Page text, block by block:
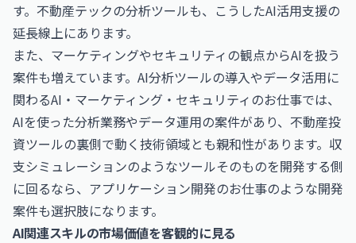
す。不動産テックの分析ツールも、こうしたAI活用支援の
延長線上にあります。
また、マーケティングやセキュリティの観点からAIを扱う
案件も増えています。AI分析ツールの導入やデータ活用に
関わるAI・マーケティング・セキュリティのお仕事では、
AIを使った分析業務やデータ運用の案件があり、不動産投
資ツールの裏側で動く技術領域とも親和性があります。収
支シミュレーションのようなツールそのものを開発する側
に回るなら、 アプリケーション開発のお仕事のような開発
案件も選択肢になります。
AI関連スキルの市場価値を客観的に見る